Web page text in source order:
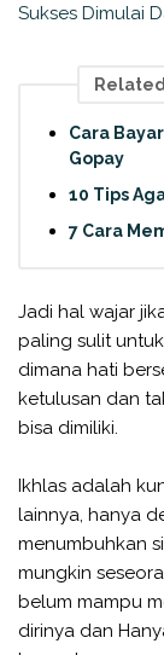
Sukses Dimulai
Related
Cara
Gopay
10 Tips
7 Cara
Jadi hal wajar
paling sulit
dimana hati
ketulusan dan
bisa dimiliki.
Ikhlas adalah
lainnya, hanya
menumbuhkan
mungkin
belum mampu
dirinya dan